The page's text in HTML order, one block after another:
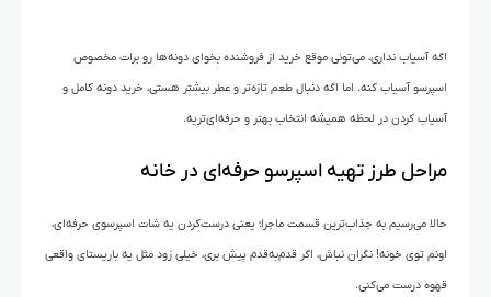
اگه آسیاب نداری، می‌تونی موقع خرید از فروشنده بخوای دونه‌ها رو برات مخصوص
اسپرسو آسیاب کنه. اما اگه دنبال طعم تازه‌تر و عطر بیشتر هستی، خرید دونه کامل و
آسیاب کردن در لحظه همیشه انتخاب بهتر و حرفه‌ای‌تریه.
مراحل طرز تهیه اسپرسو حرفه‌ای در خانه
حالا می‌رسیم به جذاب‌ترین قسمت ماجرا؛ یعنی درست‌کردن یه شات اسپرسوی حرفه‌ای،
اونم توی خونه! نگران نباش، اگر قدم‌به‌قدم پیش بری، خیلی زود مثل یه باریستای واقعی
قهوه درست می‌کنی.